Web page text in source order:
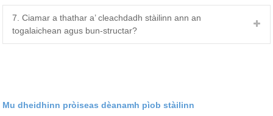
7. Ciamar a thathar a’ cleachdadh stàilinn ann an
togalaichean agus bun-structar?
Mu dheidhinn pròiseas dèanamh pìob stàilinn